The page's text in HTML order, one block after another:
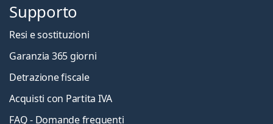
Supporto
Resi e sostituzioni
Garanzia 365 giorni
Detrazione fiscale
Acquisti con Partita IVA
FAQ - Domande frequenti